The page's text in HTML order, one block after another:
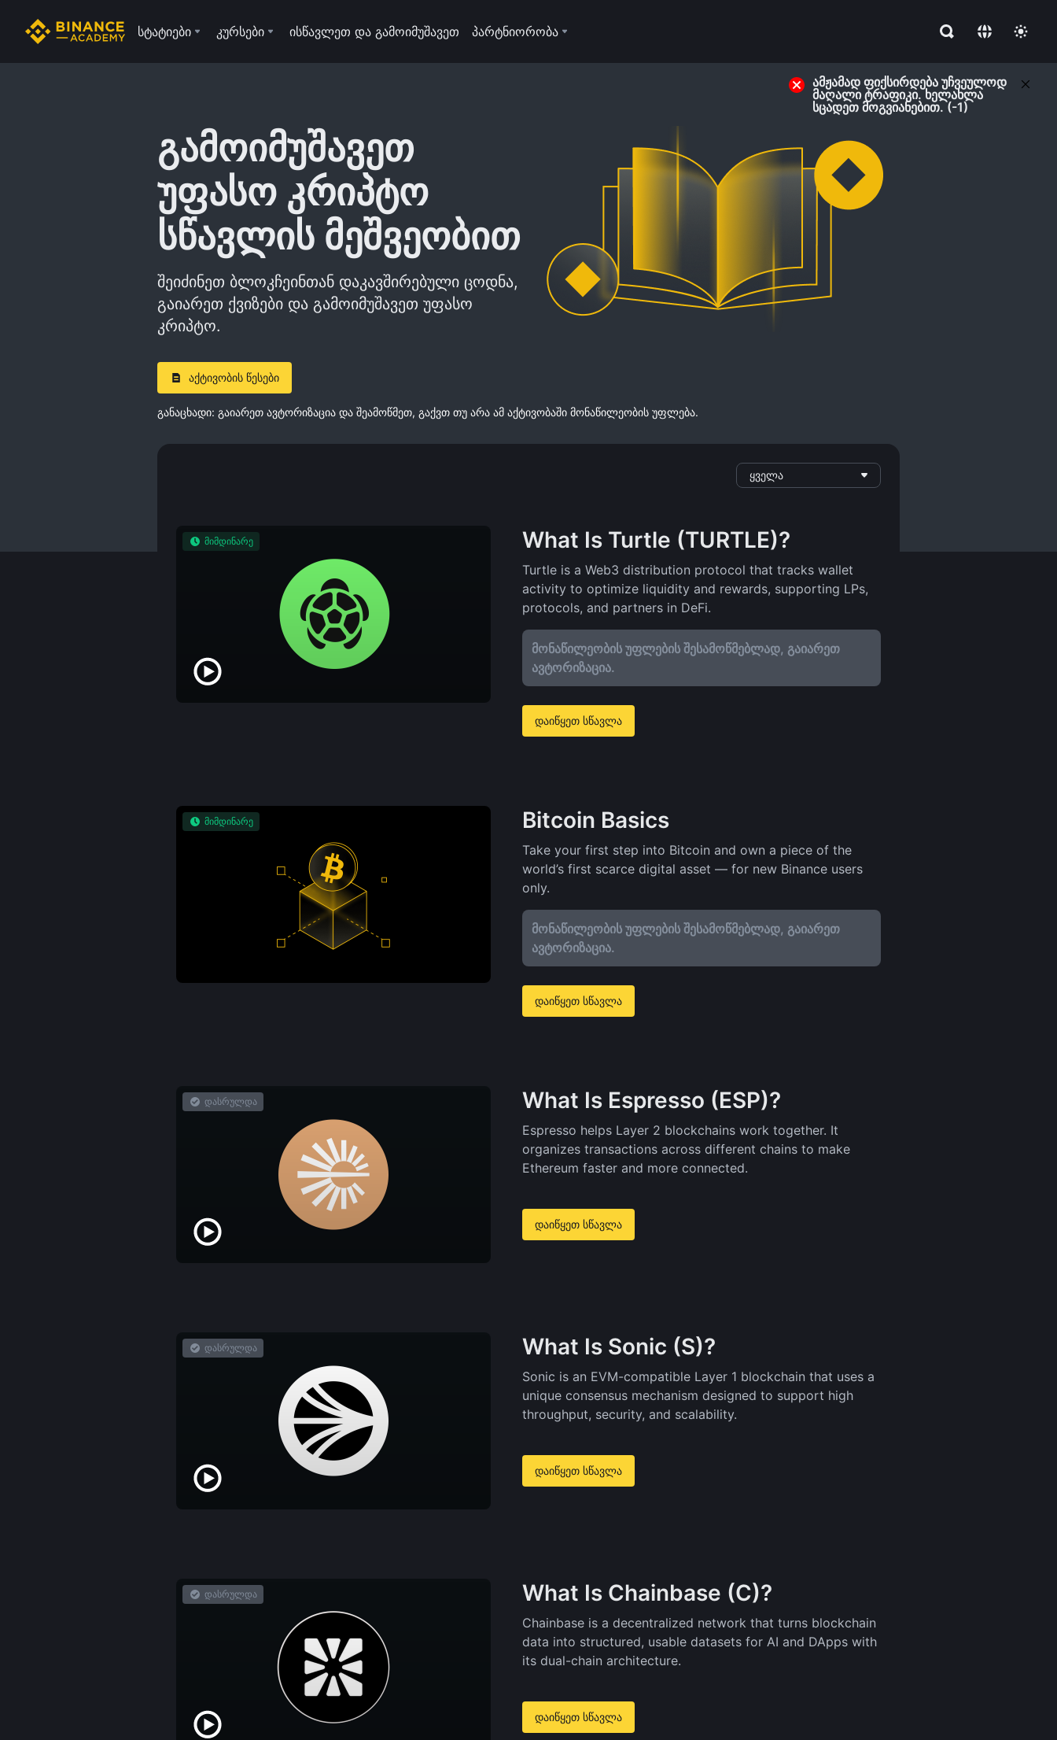
ამჟამად ფიქსირდება უჩვეულოდ
მაღალი ტრაფიკი. ხელახლა
სცადეთ მოგვიანებით. (-1)
სტატიები კურსები ისწავლეთ და გამოიმუშავეთ პარტნიორობა
გამოიმუშავეთ
უფასო კრიპტო
სწავლის მეშვეობით
შეიძინეთ ბლოკჩეინთან დაკავშირებული ცოდნა,
გაიარეთ ქვიზები და გამოიმუშავეთ უფასო
კრიპტო.
აქტივობის წესები
განაცხადი: გაიარეთ ავტორიზაცია და შეამოწმეთ, გაქვთ თუ არა ამ აქტივობაში მონაწილეობის უფლება.
ყველა
მიმდინარე What Is Turtle (TURTLE)?
Turtle is a Web3 distribution protocol that tracks wallet
activity to optimize liquidity and rewards, supporting LPs,
protocols, and partners in DeFi.
მონაწილეობის უფლების შესამოწმებლად, გაიარეთ
ავტორიზაცია.
დაიწყეთ სწავლა
მიმდინარე Bitcoin Basics
Take your first step into Bitcoin and own a piece of the
world’s first scarce digital asset — for new Binance users
only.
მონაწილეობის უფლების შესამოწმებლად, გაიარეთ
ავტორიზაცია.
დაიწყეთ სწავლა
დასრულდა What Is Espresso (ESP)?
Espresso helps Layer 2 blockchains work together. It
organizes transactions across different chains to make
Ethereum faster and more connected.
დაიწყეთ სწავლა
დასრულდა What Is Sonic (S)?
Sonic is an EVM-compatible Layer 1 blockchain that uses a
unique consensus mechanism designed to support high
throughput, security, and scalability.
დაიწყეთ სწავლა
დასრულდა What Is Chainbase (C)?
Chainbase is a decentralized network that turns blockchain
data into structured, usable datasets for AI and DApps with
its dual-chain architecture.
დაიწყეთ სწავლა